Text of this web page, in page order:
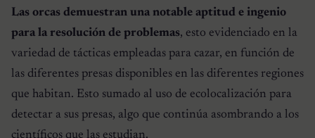
Las orcas demuestran una notable aptitud e ingenio
para la resolución de problemas, esto evidenciado en la
variedad de tácticas empleadas para cazar, en función de
las diferentes presas disponibles en las diferentes regiones
que habitan. Esto sumado al uso de ecolocalización para
detectar a sus presas, algo que continúa asombrando a los
científicos que las estudian.